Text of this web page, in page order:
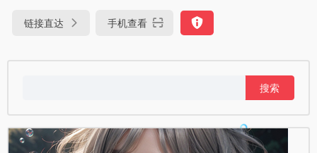
链接直达 手机查看